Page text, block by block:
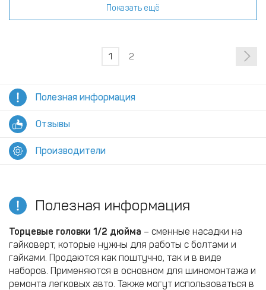
Показать ещё
1 2
Полезная информация
Отзывы
Производители
Полезная информация
Торцевые головки 1/2 дюйма – сменные насадки на
гайковерт, которые нужны для работы с болтами и
гайками. Продаются как поштучно, так и в виде
наборов. Применяются в основном для шиномонтажа и
ремонта легковых авто. Также могут использоваться в